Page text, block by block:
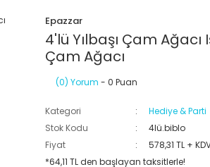
Epazzar
4'lü Yılbaşı Çam Ağacı
Çam Ağacı
(0) Yorum - 0 Puan
Kategori
Hediye & Parti
Stok Kodu
4lü.biblo
Fiyat
578,31 TL +
*64,11 TL den başlayan taksitlerle!